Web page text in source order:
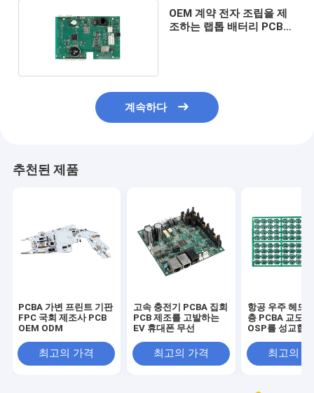
OEM 계약 전자 조립을 제
조하는 랩톱 배터리 PCB
계속하다
추천된 제품
PCBA 가변 프린트 기판
FPC 국회 제조사 PCB
OEM ODM
최고의 가격
고속 충전기 PCBA 집회
PCB 제조를 고발하는
EV 휴대폰 무선
최고의 가격
항공 우주 헤드
층 PCBA 교도
OSP를 성교합
최고의